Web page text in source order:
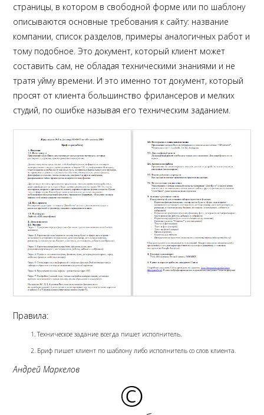
страницы, в котором в свободной форме или по шаблону
описываются основные требования к сайту: название
компании, список разделов, примеры аналогичных работ и
тому подобное. Это документ, который клиент может
составить сам, не обладая техническими знаниями и не
тратя уйму времени. И это именно тот документ, который
просят от клиента большинство фрилансеров и мелких
студий, по ошибке называя его техническим заданием.
Правила:
Техническое задание всегда пишет исполнитель.
Бриф пишет клиент по шаблону либо исполнитель со слов клиента.
Андрей Маркелов
©